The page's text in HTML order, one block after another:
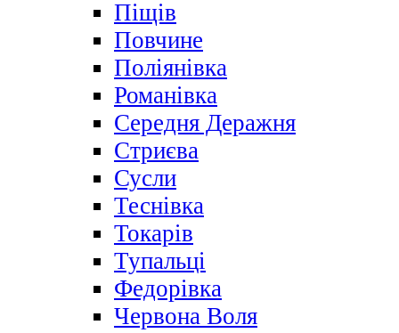
Піщів
Повчине
Поліянівка
Романівка
Середня Деражня
Стриєва
Сусли
Теснівка
Токарів
Тупальці
Федорівка
Червона Воля